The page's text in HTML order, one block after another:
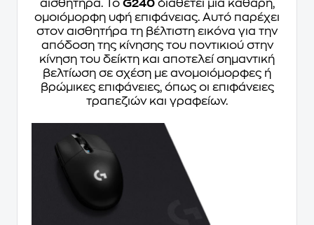
αισθητήρα. Το G240διαθέτει μια καθαρή,
ομοιόμορφη υφή επιφάνειας. Αυτό παρέχει
στον αισθητήρα τη βέλτιστη εικόνα για την
απόδοση της κίνησης του ποντικιού στην
κίνηση του δείκτη και αποτελεί σημαντική
βελτίωση σε σχέση με ανομοιόμορφες ή
βρώμικες επιφάνειες, όπως οι επιφάνειες
τραπεζιών και γραφείων.